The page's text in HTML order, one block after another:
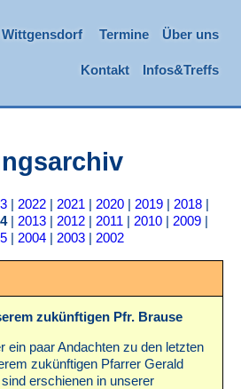
Wittgensdorf Termine Über uns
Kontakt Infos&Treffs
2022 2021 2020 2019 2018
| 2013 2012 2011 2010 2009
2004 2003 2002
zukünftigen Pfr. Brause
ein paar Andachten zu den letzten
zukünftigen Pfarrer Gerald
erschienen in unserer